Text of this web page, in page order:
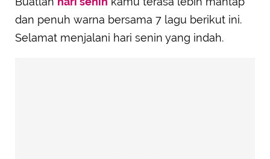
dan penuh warna bersama 7 lagu berikut ini.
Selamat menjalani hari senin yang indah.